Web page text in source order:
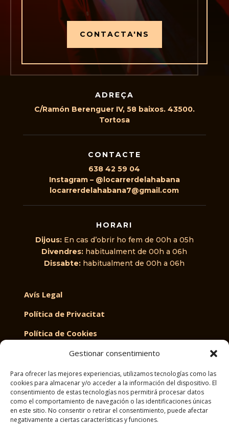
Gestionar consentimiento
Para ofrecer las mejores experiencias, utilizamos tecnologías como las
cookies para almacenar y/o acceder a la información del dispositivo. El
consentimiento de estas tecnologías nos permitirá procesar datos
como el comportamiento de navegación o las identificaciones únicas
en este sitio. No consentir o retirar el consentimiento, puede afectar
negativamente a ciertas características y funciones.
CONTACTA'NS
ADREÇA
C/Ramón Berenguer IV, 58 baixos. 43500.
Tortosa
CONTACTE
638 42 59 04
Instagram – @locarrerdelahabana
locarrerdelahabana7@gmail.com
HORARI
Dijous:En cas d’obrir ho fem de 00h a 05h
Divendres: habitualment de 00h a 06h
Dissabte: habitualment de 00h a 06h
Avís Legal
Política de Privacitat
Política de Cookies
Document d'accessibilitat
Mapa de lloc